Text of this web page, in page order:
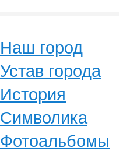
Наш город
Устав города
История
Символика
Фотоальбомы